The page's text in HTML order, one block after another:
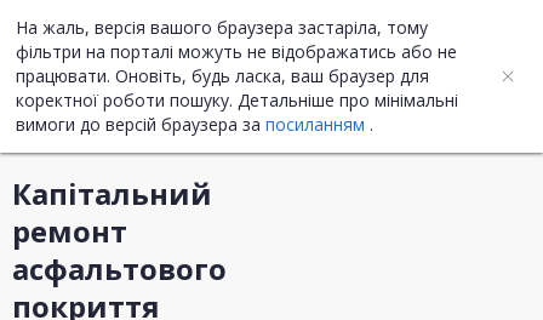
На жаль, версія вашого браузера застаріла, тому
фільтри на порталі можуть не відображатись або не
працювати. Оновіть, будь ласка, ваш браузер для
коректної роботи пошуку. Детальніше про мінімальні
вимоги до версій браузера за посиланням .
UA ENG
Інформація про закупівлю
Капітальний
ремонт
асфальтового
покриття